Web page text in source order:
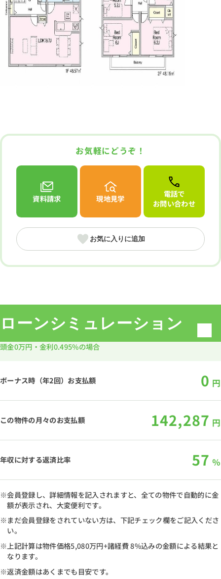
お気軽にどうぞ！
資料請求 現地見学
電話で
お問い合わせ
お気に入りに追加
ローンシミュレーション
頭金0万円 ・金利0.495%の場合
ボーナス時（年2回）お支払額 0 円
この物件の月々のお支払額 142,287 円
年収に対する返済比率 57 ％
※会員登録し、詳細情報を記入されますと、全ての物件で自動的に金
額が表示され、大変便利です。
※まだ会員登録をされていない方は、下記チェック欄をご記入くださ
い。
※上記計算は物件価格5,080万円+諸経費 8%込みの金額による結果と
なります。
※返済金額はあくまでも目安です。